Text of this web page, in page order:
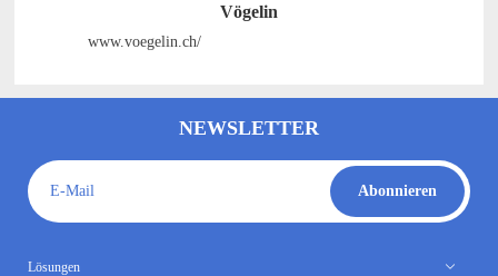
Vögelin
www.voegelin.ch/
NEWSLETTER
E-Mail Abonnieren
Lösungen